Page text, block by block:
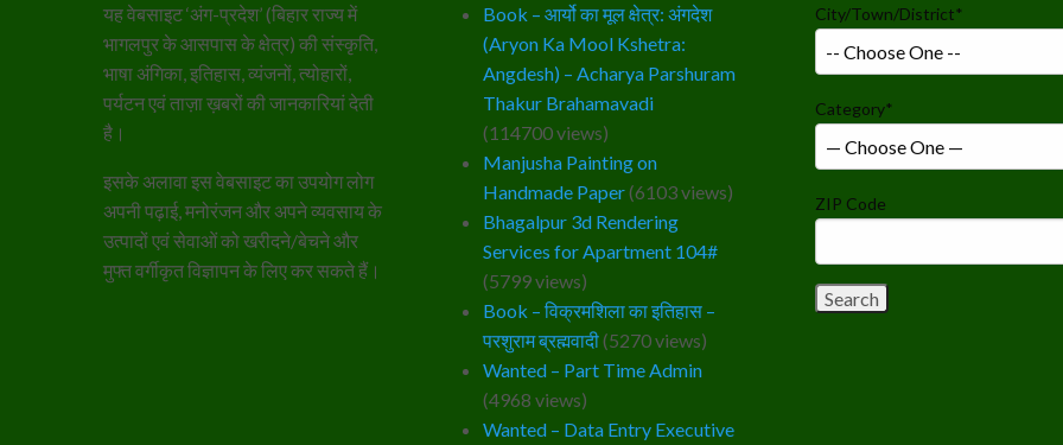
यह वेबसाइट ‘अंग-प्रदेश’ (बिहार राज्य में
भागलपुर के आसपास के क्षेत्र) की संस्कृति,
भाषा अंगिका, इतिहास, व्यंजनों, त्योहारों,
पर्यटन एवं ताज़ा ख़बरों की जानकारियां देती
है।
इसके अलावा इस वेबसाइट का उपयोग लोग
अपनी पढ़ाई, मनोरंजन और अपने व्यवसाय के
उत्पादों एवं सेवाओं को खरीदने/बेचने और
मुफ्त वर्गीकृत विज्ञापन के लिए कर सकते हैं।
Book – आर्यो का मूल क्षेत्र: अंगदेश
(Aryon Ka Mool Kshetra:
Angdesh) – Acharya Parshuram
Thakur Brahamavadi
(114700 views)
Manjusha Painting on
Handmade Paper(6103 views)
Bhagalpur 3d Rendering
Services for Apartment 104#
(5799 views)
Book – विक्रमशिला का इतिहास –
परशुराम ब्रह्मवादी(5270 views)
Wanted – Part Time Admin
(4968 views)
Wanted – Data Entry Executive
City/Town/District*
Category*
ZIP Code